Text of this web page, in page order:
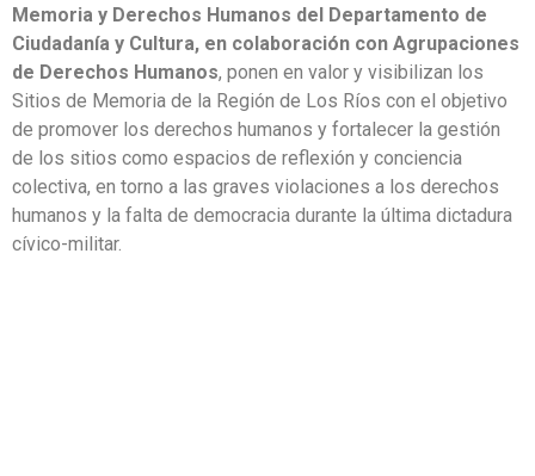
Memoria y Derechos Humanos del Departamento de
Ciudadanía y Cultura, en colaboración con Agrupaciones
de Derechos Humanos, ponen en valor y visibilizan los
Sitios de Memoria de la Región de Los Ríos con el objetivo
de promover los derechos humanos y fortalecer la gestión
de los sitios como espacios de reflexión y conciencia
colectiva, en torno a las graves violaciones a los derechos
humanos y la falta de democracia durante la última dictadura
cívico-militar.